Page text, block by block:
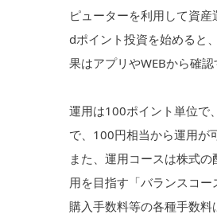
ピューターを利用して資産
dポイント投資を始めると
果はアプリやWEBから確認
運用は100ポイント単位で
で、100円相当から運用が
また、運用コースは株式
用を目指す「バランスコー
購入手数料等の各種手数料